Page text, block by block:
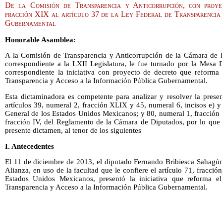
De la Comisión de Transparencia y Anticorrupción, con
fracción XIX al artículo 37 de la Ley Federal de
Gubernamental
Honorable Asamblea:
A la Comisión de Transparencia y Anticorrupción de la Cámara
correspondiente a la LXII Legislatura, le fue turnado por la Mesa
correspondiente la iniciativa con proyecto de decreto que
Transparencia y Acceso a la Información Pública Gubernamental.
Esta dictaminadora es competente para analizar y resolver la
artículos 39, numeral 2, fracción XLIX y 45, numeral 6, incisos e)
General de los Estados Unidos Mexicanos; y 80, numeral 1,
fracción IV, del Reglamento de la Cámara de Diputados, por lo
presente dictamen, al tenor de los siguientes
I. Antecedentes
El 11 de diciembre de 2013, el diputado Fernando Bribiesca
Alianza, en uso de la facultad que le confiere el artículo 71,
Estados Unidos Mexicanos, presentó la iniciativa que reforma
Transparencia y Acceso a la Información Pública Gubernamental.